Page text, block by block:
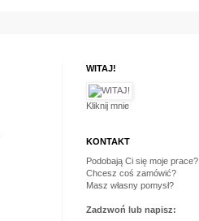
WITAJ!
Kliknij mnie
KONTAKT
Podobają Ci się moje prace?
Chcesz coś zamówić?
Masz własny pomysł?
Zadzwoń lub napisz: